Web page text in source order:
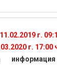
11.02.2019 г.
г. 17:00